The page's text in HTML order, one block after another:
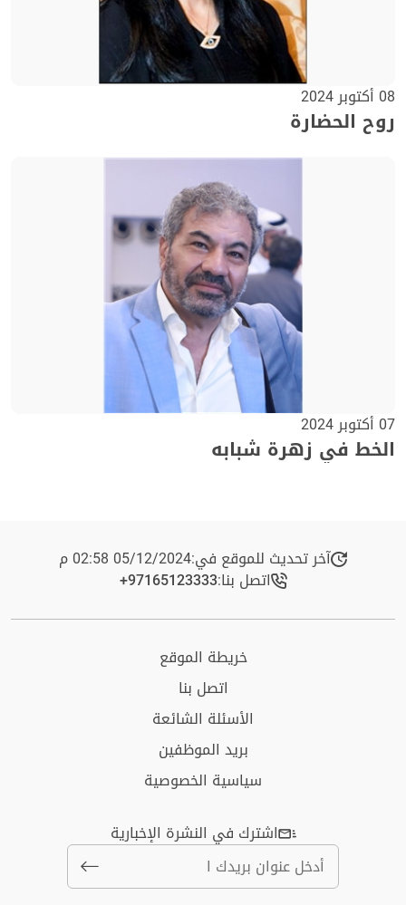
08 أكتوبر 2024
روح الحضارة
07 أكتوبر 2024
الخط في زهرة شبابه
آخر تحديث للموقع في:05/12/2024 02:58 م
اتصل بنا:+97165123333​
خريطة الموقع
اتصل بنا
الأسئلة الشائعة
بريد الموظفين
سياسية الخصوصية
اشترك في النشرة الإخبارية